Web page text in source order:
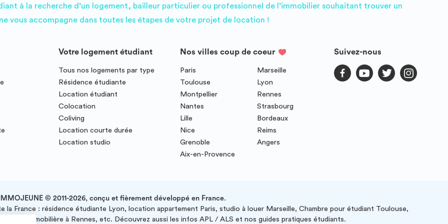
à la recherche d’un logement, bailleur particulier ou professionnel de l’immobilier souhaitant trouver un
vous accompagne dans toutes les étapes de votre projet de location !
Votre logement étudiant
Tous nos logements par type
Résidence étudiante
Location étudiant
Colocation
Coliving
Location courte durée
Location studio
Nos villes coup de coeur
Paris
Marseille
Toulouse
Lyon
Montpellier
Rennes
Nantes
Strasbourg
Lille
Bordeaux
Nice
Reims
Grenoble
Angers
Aix-en-Provence
Suivez-nous
IMMOJEUNE © 2011-2026, conçu et fièrement développé en France.
France : résidence étudiante Lyon, location appartement Paris, studio à louer Marseille, Chambre pour étudiant Toulouse,
immobilière à Rennes, etc. Découvrez aussi les infos APL / ALS et nos guides pratiques étudiants.